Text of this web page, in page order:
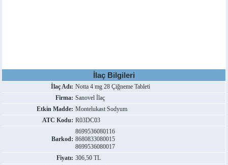
İlaç Bilgileri
İlaç Adı: Notta 4 mg 28 Çiğneme Tableti
Firma: Sanovel İlaç
Etkin Madde: Montelukast Sodyum
ATC Kodu: R03DC03
Barkod:
8699536080116
8680833080015
8699536080017
Fiyatı: 306,50 TL